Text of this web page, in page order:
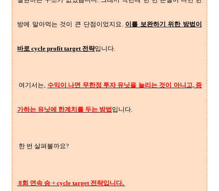
방에 말아먹는 것이 큰 단점이었지요. 이를 보완하기 위한 방법이
바로 cycle profit target 전략입니다.
여기서는, 수익이 나면 무한정 투자 유닛을 늘리는 것이 아니고, 증
가하는 유닛에 한계치를 두는 방법 입니다.
한 번 살펴볼까요?
8회 연속 승 + cycle target 전략입니다.